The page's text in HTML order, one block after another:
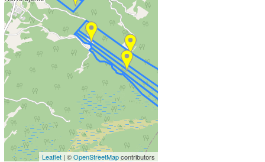
Leaflet | ©OpenStreetMapcontributors